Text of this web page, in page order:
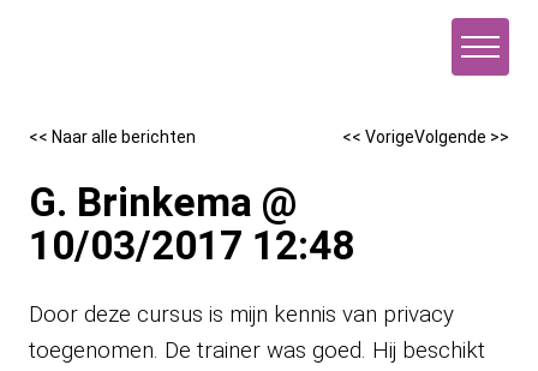
<< Naar alle berichten << VorigeVolgende >>
G. Brinkema @
10/03/2017 12:48
Door deze cursus is mijn kennis van privacy
toegenomen. De trainer was goed. Hij beschikt